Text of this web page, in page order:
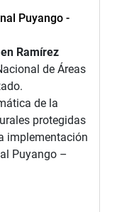
Puyango -
Ramírez
de Áreas
de la
protegidas
implementación
Puyango –